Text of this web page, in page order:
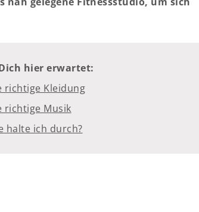
hier erwartet:
richtige Kleidung
richtige Musik
halte ich durch?